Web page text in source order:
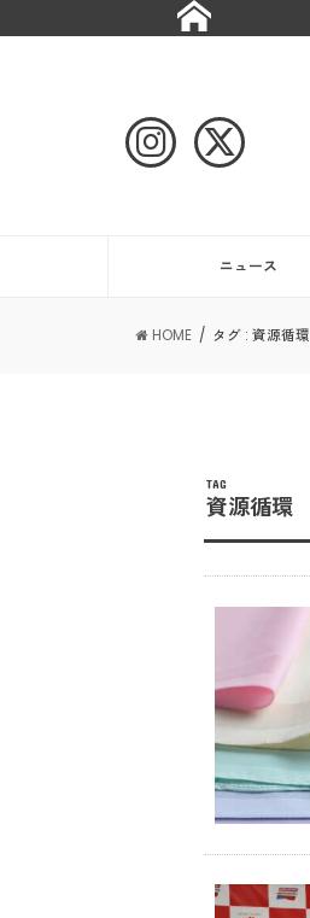
ニュース
HOME タグ : 資源循環
TAG
資源循環